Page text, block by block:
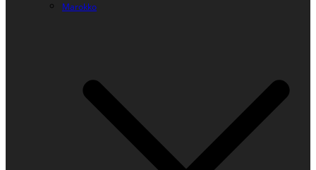
Marokko